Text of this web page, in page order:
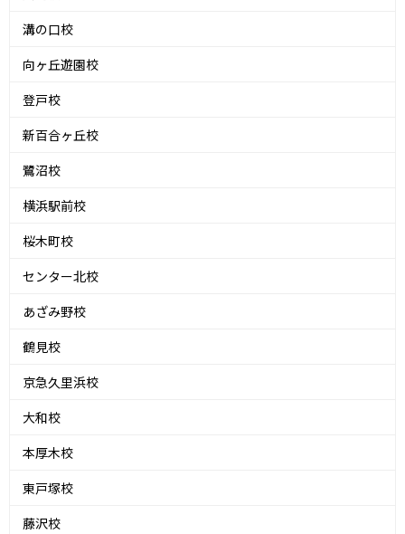
溝の口校
向ヶ丘遊園校
登戸校
新百合ヶ丘校
鷺沼校
横浜駅前校
桜木町校
センター北校
あざみ野校
鶴見校
京急久里浜校
大和校
本厚木校
東戸塚校
藤沢校